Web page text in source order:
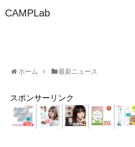
CAMPLab
ホーム 最新ニュース
スポンサーリンク